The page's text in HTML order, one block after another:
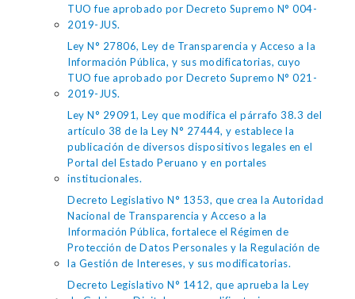
TUO fue aprobado por Decreto Supremo N° 004-
2019-JUS.
Ley N° 27806, Ley de Transparencia y Acceso a la
Información Pública, y sus modificatorias, cuyo
TUO fue aprobado por Decreto Supremo N° 021-
2019-JUS.
Ley N° 29091, Ley que modifica el párrafo 38.3 del
artículo 38 de la Ley N° 27444, y establece la
publicación de diversos dispositivos legales en el
Portal del Estado Peruano y en portales
institucionales.
Decreto Legislativo N° 1353, que crea la Autoridad
Nacional de Transparencia y Acceso a la
Información Pública, fortalece el Régimen de
Protección de Datos Personales y la Regulación de
la Gestión de Intereses, y sus modificatorias.
Decreto Legislativo N° 1412, que aprueba la Ley